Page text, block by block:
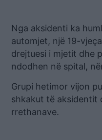
Nga aksidenti ka
automjet, një 19-
drejtuesi i mjetit dhe
ndodhen në spital,
Grupi hetimor vijon
shkakut të aksidentit
rrethanave.